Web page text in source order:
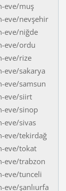
eve/muş
eve/nevşehir
eve/niğde
eve/ordu
eve/rize
eve/sakarya
eve/samsun
eve/siirt
eve/sinop
eve/sivas
eve/tekirdağ
eve/tokat
eve/trabzon
eve/tunceli
şanlıurfa